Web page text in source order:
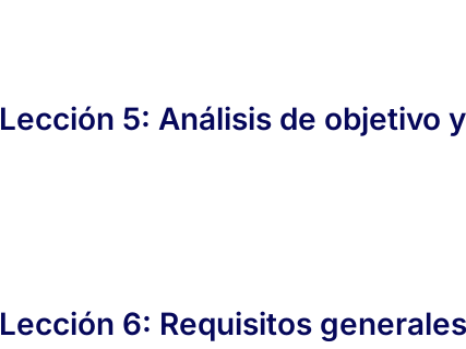
Lección 5: Análisis de objetivo
Lección 6: Requisitos generales